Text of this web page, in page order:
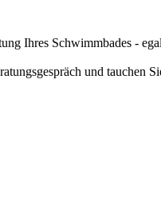
Ihres Schwimmbades -
und tauchen